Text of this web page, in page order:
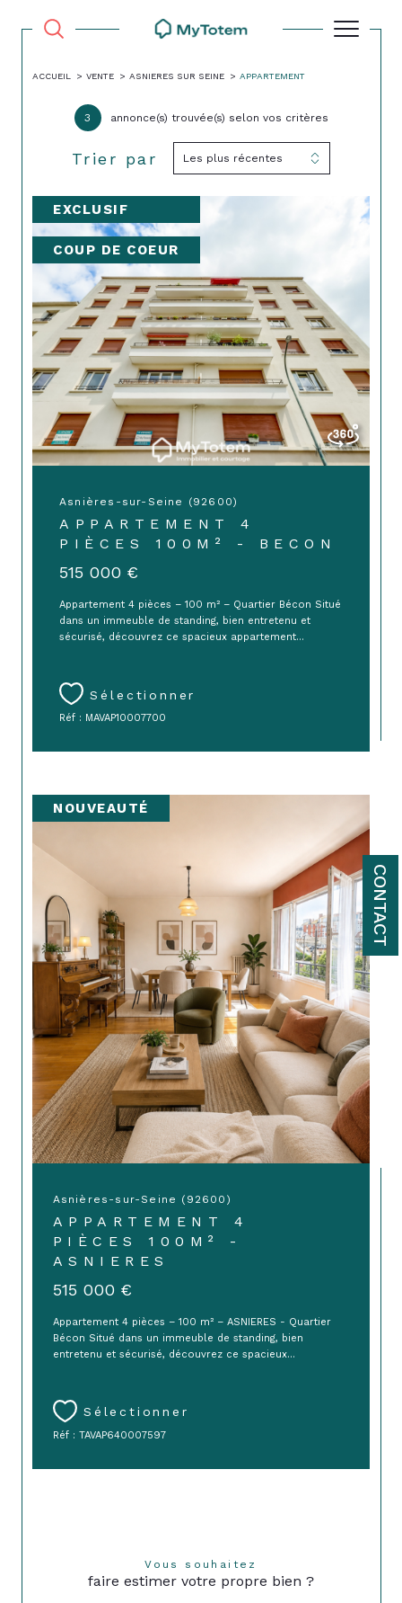
CONTACT
ACCUEIL VENTE ASNIERES SUR SEINE APPARTEMENT
3 annonce(s) trouvée(s) selon vos critères
Trier par Les plus récentes
Asnières-sur-Seine (92600)
APPARTEMENT 4
PIÈCES 100M² - BECON
515 000 €
Appartement 4 pièces – 100 m² – Quartier Bécon Situé
dans un immeuble de standing, bien entretenu et
sécurisé, découvrez ce spacieux appartement...
Sélectionner
Réf : MAVAP10007700
EXCLUSIF
COUP DE COEUR
Asnières-sur-Seine (92600)
APPARTEMENT 4
PIÈCES 100M² -
ASNIERES
515 000 €
Appartement 4 pièces – 100 m² – ASNIERES - Quartier
Bécon Situé dans un immeuble de standing, bien
entretenu et sécurisé, découvrez ce spacieux...
Sélectionner
Réf : TAVAP640007597
NOUVEAUTÉ
Vous souhaitez
faire estimer votre propre bien ?